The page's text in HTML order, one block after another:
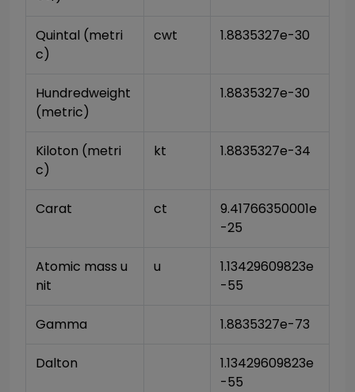
Quintal (metri
c)
cwt 1.8835327e-30
Hundredweight
(metric)
1.8835327e-30
Kiloton (metri
c)
kt 1.8835327e-34
Carat ct
9.41766350001e
-25
Atomic mass u
nit
u
1.13429609823e
-55
Gamma 1.8835327e-73
Dalton
1.13429609823e
-55